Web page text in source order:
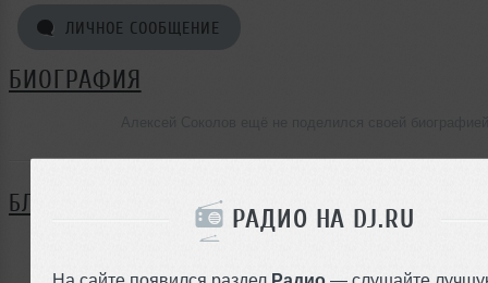
РАДИО НА DJ.RU
На сайте появился раздел Радио — слушайте
ЛИЧНОЕ СООБЩЕНИЕ
БИОГРАФИЯ
БЛОГ